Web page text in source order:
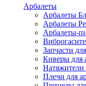
Арбалеты
Арбалеты
Арбалеты
Арбалеты-
Запчасти
Киверы для
Натяжители
Плечи для